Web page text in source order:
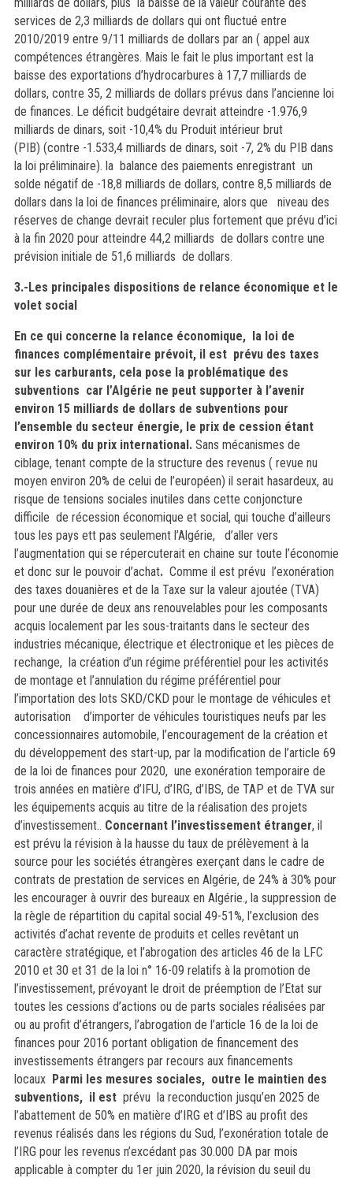
services de 2,3 milliards de dollars qui ont fluctué entre
2010/2019 entre 9/11 milliards de dollars par an ( appel aux
compétences étrangères. Mais le fait le plus important est la
baisse des exportations d’hydrocarbures à 17,7 milliards de
dollars, contre 35, 2 milliards de dollars prévus dans l’ancienne loi
de finances. Le déficit budgétaire devrait atteindre -1.976,9
milliards de dinars, soit -10,4% du Produit intérieur brut
(PIB) (contre -1.533,4 milliards de dinars, soit -7, 2% du PIB dans
la loi préliminaire). la balance des paiements enregistrant un
solde négatif de -18,8 milliards de dollars, contre 8,5 milliards de
dollars dans la loi de finances préliminaire, alors que
niveau des
réserves de change devrait reculer plus fortement que prévu d’ici
à la fin 2020 pour atteindre 44,2 milliards de dollars contre une
prévision initiale de 51,6 milliards de dollars.
3.-Les principales dispositions de relance économique et le
volet social
En ce qui concerne la relance économique, la loi de
finances complémentaire prévoit, il est prévu des taxes
sur les carburants, cela pose la problématique des
subventions car l’Algérie ne peut supporter à l’avenir
environ 15 milliards de dollars de subventions pour
l’ensemble du secteur énergie, le prix de cession étant
environ 10% du prix international. Sans mécanismes de
ciblage, tenant compte de la structure des revenus ( revue nu
moyen environ 20% de celui de l’européen) il serait hasardeux, au
risque de tensions sociales inutiles dans cette conjoncture
difficile de récession économique et social, qui touche d’ailleurs
tous les pays ett pas seulement l’Algérie, d’aller vers
l’augmentation qui se répercuterait en chaine sur toute l’économie
et donc sur le pouvoir d’achat. Comme il est prévu l’exonération
des taxes douanières et de la Taxe sur la valeur ajoutée (TVA)
pour une durée de deux ans renouvelables pour les composants
acquis localement par les sous-traitants dans le secteur des
industries mécanique, électrique et électronique et les pièces de
rechange, la création d’un régime préférentiel pour les activités
de montage et l’annulation du régime préférentiel pour
l’importation des lots SKD/CKD pour le montage de véhicules et
autorisation
d’importer de véhicules touristiques neufs par les
concessionnaires automobile, l’encouragement de la création et
du développement des start-up, par la modification de l’article 69
de la loi de finances pour 2020, une exonération temporaire de
trois années en matière d’IFU, d’IRG, d’IBS, de TAP et de TVA sur
les équipements acquis au titre de la réalisation des projets
d’investissement.. Concernant l’investissement étranger, il
est prévu la révision à la hausse du taux de prélèvement à la
source pour les sociétés étrangères exerçant dans le cadre de
contrats de prestation de services en Algérie, de 24% à 30% pour
les encourager à ouvrir des bureaux en Algérie., la suppression de
la règle de répartition du capital social 49-51%, l’exclusion des
activités d’achat revente de produits et celles revêtant un
caractère stratégique, et l’abrogation des articles 46 de la LFC
2010 et 30 et 31 de la loi n° 16-09 relatifs à la promotion de
l’investissement, prévoyant le droit de préemption de l’Etat sur
toutes les cessions d’actions ou de parts sociales réalisées par
ou au profit d’étrangers, l’abrogation de l’article 16 de la loi de
finances pour 2016 portant obligation de financement des
investissements étrangers par recours aux financements
locaux Parmi les mesures sociales, outre le maintien des
subventions, il est prévu la reconduction jusqu’en 2025 de
l’abattement de 50% en matière d’IRG et d’IBS au profit des
revenus réalisés dans les régions du Sud, l’exonération totale de
l’IRG pour les revenus n’excédant pas 30.000 DA par mois
applicable à compter du 1er juin 2020, la révision du seuil du